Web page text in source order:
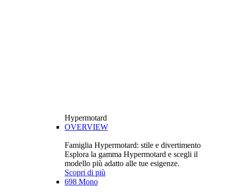
Hypermotard
OVERVIEW
Famiglia Hypermotard: stile e divertimento
Esplora la gamma Hypermotard e scegli il
modello più adatto alle tue esigenze.
Scopri di più
698 Mono